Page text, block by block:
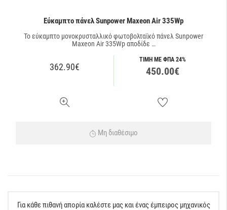
Εύκαμπτο πάνελ Sunpower Maxeon Air 335Wp
Το εύκαμπτο μονοκρυσταλλικό φωτοβολταϊκό πάνελ Sunpower
Maxeon Air 335Wp αποδίδε …
362.90€
ΤΙΜΗ ΜΕ ΦΠΑ 24%
450.00€
Μη διαθέσιμο
Για κάθε πιθανή απορία καλέστε μας και ένας έμπειρος μηχανικός